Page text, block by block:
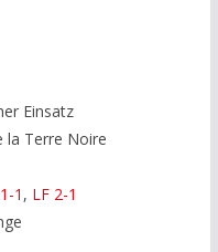
Einsatz
la Terre Noire
1 , LF 2-1